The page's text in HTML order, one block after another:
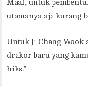
Maaf, untuk
utamanya aja kurang
Untuk Ji Chang Wook
drakor baru yang
hiks.”